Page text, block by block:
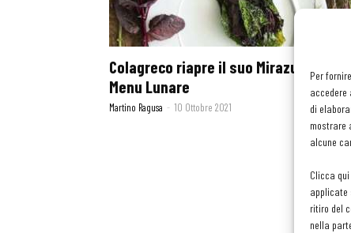
Per
accedere
di
mostrare
alcune
Clicca
applicate
ritiro del
nella
Colagreco riapre il suo Mirazur con un
Menu Lunare
Martino Ragusa - 10 Ottobre 2021